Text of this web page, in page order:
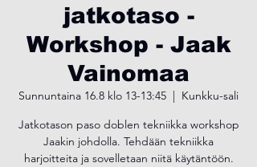
jatkotaso -
Workshop - Jaak
Vainomaa
Sunnuntaina 16.8 klo 13-13:45
  |
Kunkku-sali
Jatkotason paso doblen tekniikka workshop
Jaakin johdolla. Tehdään tekniikka
harjoitteita ja sovelletaan niitä käytäntöön.